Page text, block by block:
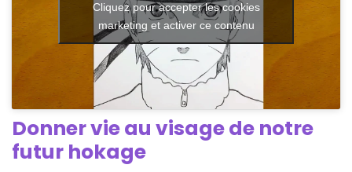
Cliquez pour accepter les cookies
marketing et activer ce contenu
Donner vie au visage de notre
futur hokage